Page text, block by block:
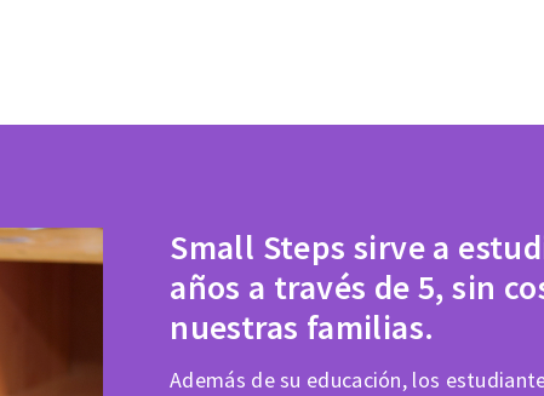
Small Steps sirve a
años a través de 5, sin
nuestras familias.
Además de su educación, los